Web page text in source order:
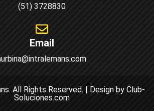
(51) 3728830
Email
All Rights Reserved. | Design by Club-
Soluciones.com